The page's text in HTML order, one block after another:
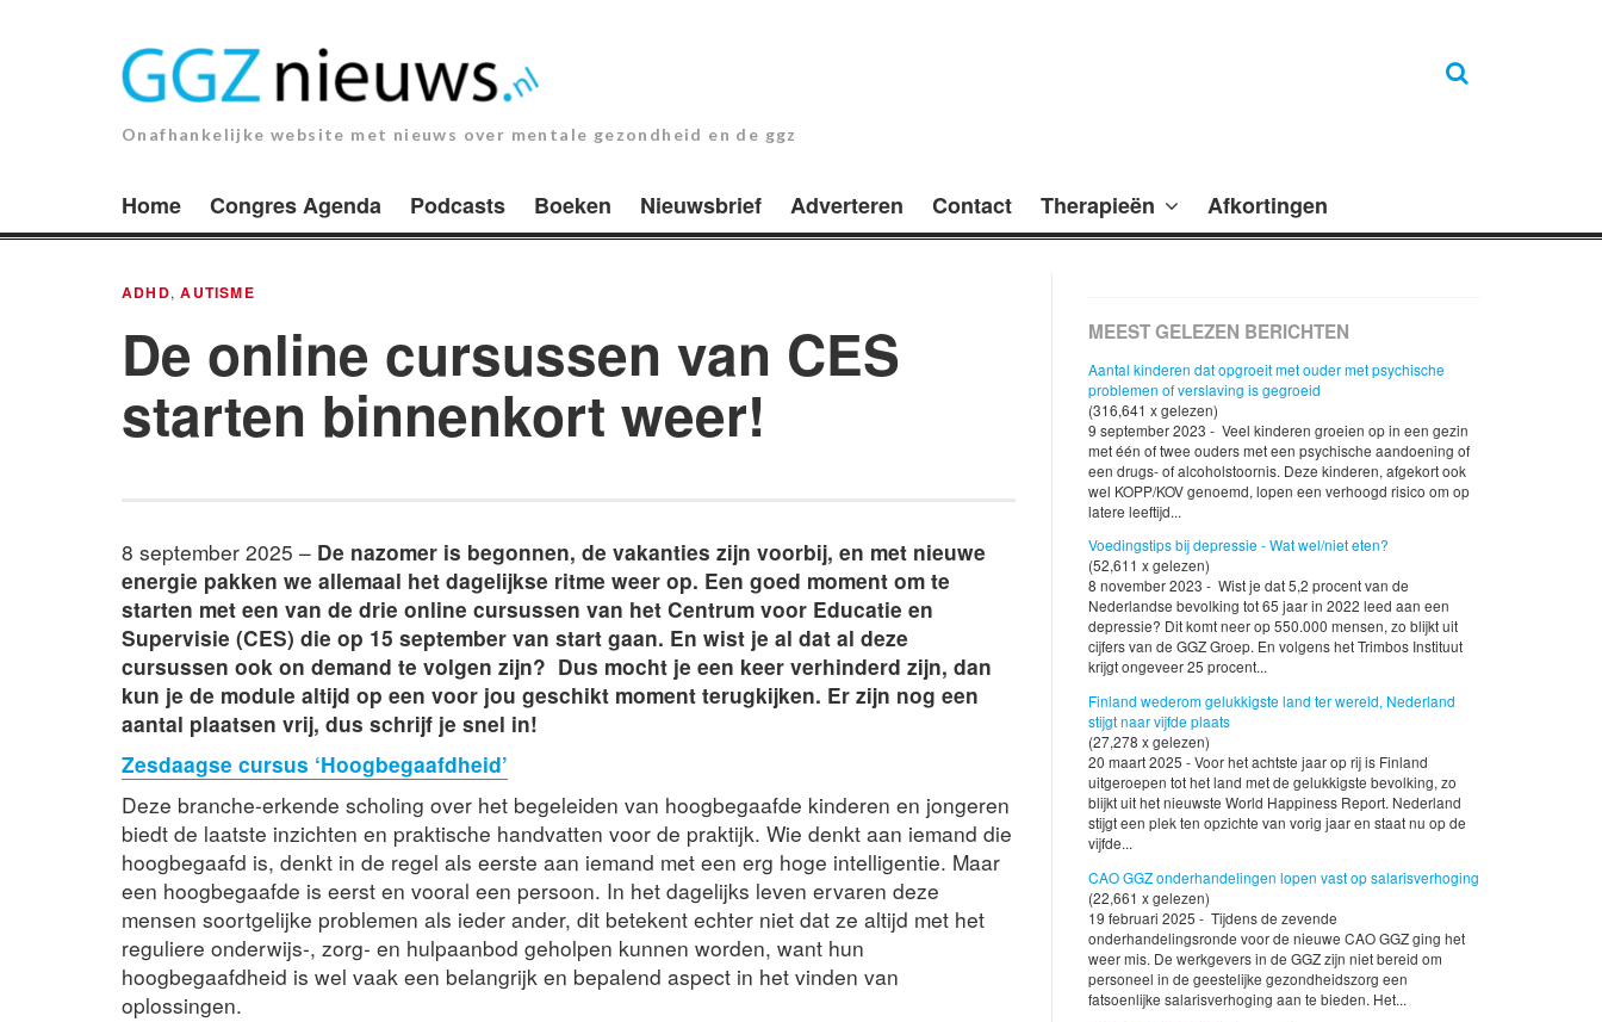
Onafhankelijke website met nieuws over mentale gezondheid en de ggz
Home Congres Agenda Podcasts Boeken Nieuwsbrief Adverteren Contact Therapieën Afkortingen
ADHD,AUTISME
De online cursussen van CES
starten binnenkort weer!
8 september 2025 – De nazomer is begonnen, de vakanties zijn voorbij, en met nieuwe
energie pakken we allemaal het dagelijkse ritme weer op. Een goed moment om te
starten met een van de drie online cursussen van het Centrum voor Educatie en
Supervisie (CES) die op 15 september van start gaan. En wist je al dat al deze
cursussen ook on demand te volgen zijn? Dus mocht je een keer verhinderd zijn, dan
kun je de module altijd op een voor jou geschikt moment terugkijken. Er zijn nog een
aantal plaatsen vrij, dus schrijf je snel in!
Zesdaagse cursus ‘Hoogbegaafdheid’
Deze branche-erkende scholing over het begeleiden van hoogbegaafde kinderen en jongeren
biedt de laatste inzichten en praktische handvatten voor de praktijk. Wie denkt aan iemand die
hoogbegaafd is, denkt in de regel als eerste aan iemand met een erg hoge intelligentie. Maar
een hoogbegaafde is eerst en vooral een persoon. In het dagelijks leven ervaren deze
mensen soortgelijke problemen als ieder ander, dit betekent echter niet dat ze altijd met het
reguliere onderwijs-, zorg- en hulpaanbod geholpen kunnen worden, want hun
hoogbegaafdheid is wel vaak een belangrijk en bepalend aspect in het vinden van
oplossingen.
MEEST GELEZEN BERICHTEN
Aantal kinderen dat opgroeit met ouder met psychische
problemen of verslaving is gegroeid
(316,641 x gelezen)
9 september 2023 - Veel kinderen groeien op in een gezin
met één of twee ouders met een psychische aandoening of
een drugs- of alcoholstoornis. Deze kinderen, afgekort ook
wel KOPP/KOV genoemd, lopen een verhoogd risico om op
latere leeftijd...
Voedingstips bij depressie - Wat wel/niet eten?
(52,611 x gelezen)
8 november 2023 - Wist je dat 5,2 procent van de
Nederlandse bevolking tot 65 jaar in 2022 leed aan een
depressie? Dit komt neer op 550.000 mensen, zo blijkt uit
cijfers van de GGZ Groep. En volgens het Trimbos Instituut
krijgt ongeveer 25 procent...
Finland wederom gelukkigste land ter wereld, Nederland
stijgt naar vijfde plaats
(27,278 x gelezen)
20 maart 2025 - Voor het achtste jaar op rij is Finland
uitgeroepen tot het land met de gelukkigste bevolking, zo
blijkt uit het nieuwste World Happiness Report. Nederland
stijgt een plek ten opzichte van vorig jaar en staat nu op de
vijfde...
CAO GGZ onderhandelingen lopen vast op salarisverhoging
(22,661 x gelezen)
19 februari 2025 - Tijdens de zevende
onderhandelingsronde voor de nieuwe CAO GGZ ging het
weer mis. De werkgevers in de GGZ zijn niet bereid om
personeel in de geestelijke gezondheidszorg een
fatsoenlijke salarisverhoging aan te bieden. Het...